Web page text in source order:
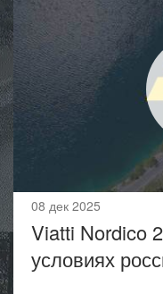
08 дек 2025
Viatti Nordico
условиях